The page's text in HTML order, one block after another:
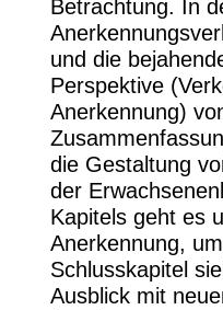
Betrachtung. In
und die
Perspektive
Anerkennung)
die Gestaltung
der
Kapitels geht es
Anerkennung,
Schlusskapitel
Ausblick mit